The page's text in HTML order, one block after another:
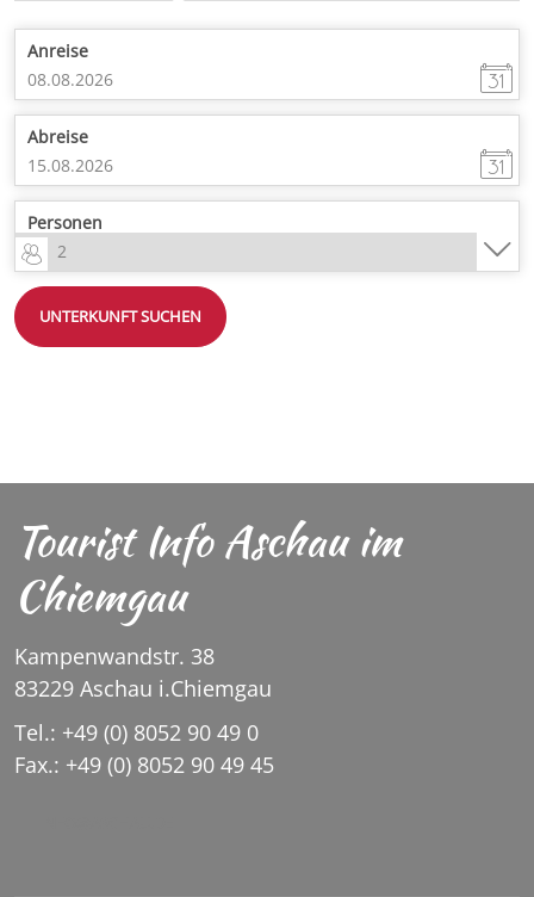
Anreise
Abreise
Personen
UNTERKUNFT SUCHEN
Tourist Info Aschau im
Chiemgau
Kampenwandstr. 38
83229 Aschau i.Chiemgau
Tel.: +49 (0) 8052 90 49 0
Fax.: +49 (0) 8052 90 49 45